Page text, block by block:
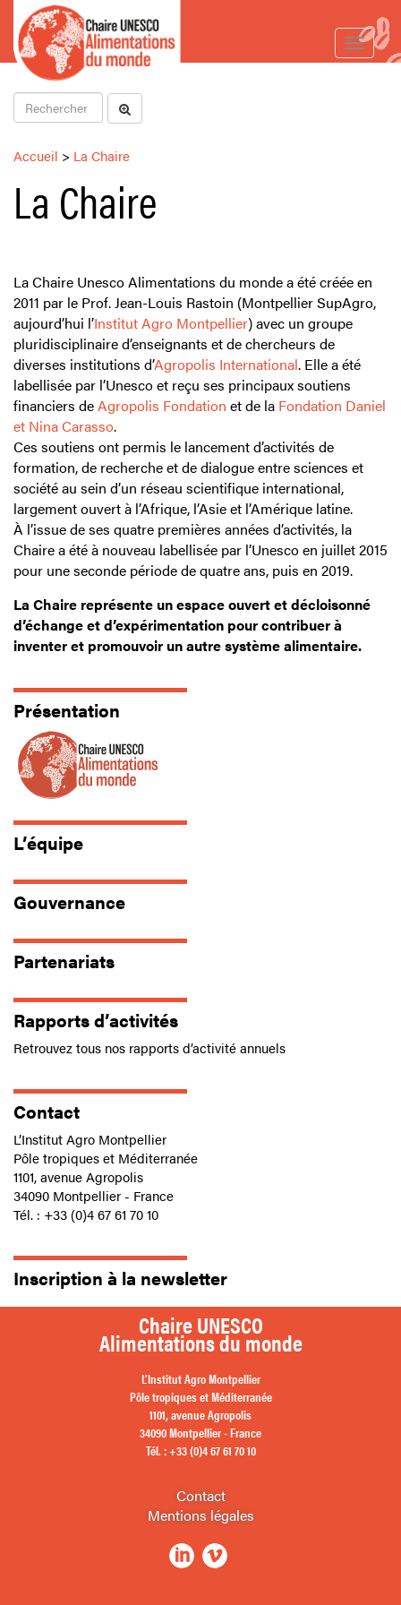
Toggle
Accueil > La Chaire
La Chaire
La Chaire Unesco Alimentations du monde a été créée en
2011 par le Prof. Jean-Louis Rastoin (Montpellier SupAgro,
aujourd’hui l’Institut Agro Montpellier) avec un groupe
pluridisciplinaire d’enseignants et de chercheurs de
diverses institutions d’Agropolis International. Elle a été
labellisée par l’Unesco et reçu ses principaux soutiens
financiers deAgropolis Fondation et de la Fondation Daniel
et Nina Carasso.
Ces soutiens ont permis le lancement d’activités de
formation, de recherche et de dialogue entre sciences et
société au sein d’un réseau scientifique international,
largement ouvert à l’Afrique, l’Asie et l’Amérique latine.
À l’issue de ses quatre premières années d’activités, la
Chaire a été à nouveau labellisée par l’Unesco en juillet 2015
pour une seconde période de quatre ans, puis en 2019.
La Chaire représente un espace ouvert et décloisonné
d’échange et d’expérimentation pour contribuer à
inventer et promouvoir un autre système alimentaire.
Présentation
L’équipe
Gouvernance
Partenariats
Rapports d’activités
Retrouvez tous nos rapports d’activité annuels
Contact
L’Institut Agro Montpellier
Pôle tropiques et Méditerranée
1101, avenue Agropolis
34090 Montpellier - France
Tél. : +33 (0)4 67 61 70 10
Inscription à la newsletter
Chaire UNESCO
Alimentations du monde
L’Institut Agro Montpellier
Pôle tropiques et Méditerranée
1101, avenue Agropolis
34090 Montpellier - France
Tél. : +33 (0)4 67 61 70 10
Contact
Mentions légales